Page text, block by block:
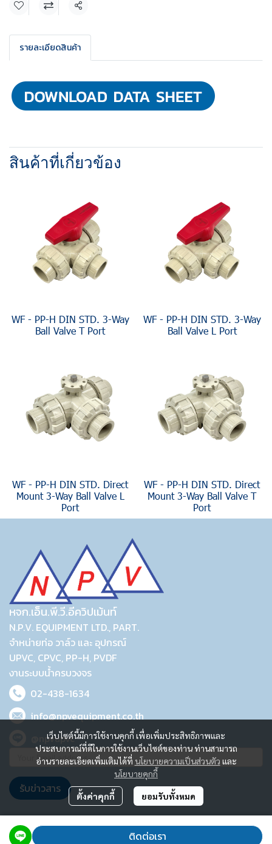
แชร์
รายละเอียดสินค้า
สินค้าที่เกี่ยวข้อง
WF - PP-H DIN STD. 3-Way
Ball Valve T Port
WF - PP-H DIN STD. 3-Way
Ball Valve L Port
WF - PP-H DIN STD. Direct
Mount 3-Way Ball Valve L
Port
WF - PP-H DIN STD. Direct
Mount 3-Way Ball Valve T
Port
ติดต่อเรา
เว็บไซต์นี้มีการใช้งานคุกกี้ เพื่อเพิ่มประสิทธิภาพและ
ประสบการณ์ที่ดีในการใช้งานเว็บไซต์ของท่าน ท่านสามารถ
อ่านรายละเอียดเพิ่มเติมได้ที่ นโยบายความเป็นส่วนตัว และ
นโยบายคุกกี้
ตั้งค่าคุกกี้ ยอมรับทั้งหมด
หจก.เอ็น.พี.วี.อีควิปเม้นท์
N.P.V. EQUIPMENT LTD., PART.
จำหน่ายท่อ วาล์ว และ อุปกรณ์
UPVC, CPVC, PP-H, PVDF
งานระบบน้ำครบวงจร
02-438-1634
info@npvequipment.co.th
@npvupvc
รับข่าวสาร
2023 © N.P.V. EQUIPMENT LTD., PART.